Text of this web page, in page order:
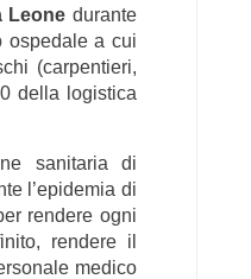
Leone durante
ospedale a cui
(carpentieri,
della logistica
sanitaria di
l’epidemia di
rendere ogni
rendere il
medico